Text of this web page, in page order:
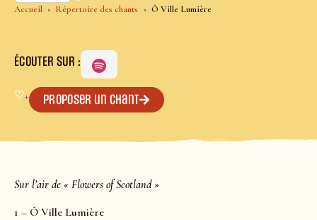
Accueil Répertoire des chants Ô Ville Lumière
ÉCOUTER SUR :
♡+ Proposer un chant
Sur l’air de « Flowers of Scotland »
1 – Ô Ville Lumière